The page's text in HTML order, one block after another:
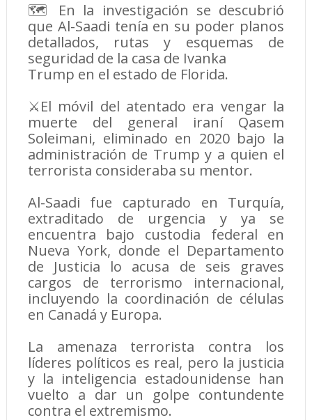
🗺️ En la investigación se descubrió
que Al-Saadi tenía en su poder planos
detallados, rutas y esquemas de
seguridad de la casa de Ivanka
Trump en el estado de Florida.
⚔️El móvil del atentado era vengar la
muerte del general iraní Qasem
Soleimani, eliminado en 2020 bajo la
administración de Trump y a quien el
terrorista consideraba su mentor.
Al-Saadi fue capturado en Turquía,
extraditado de urgencia y ya se
encuentra bajo custodia federal en
Nueva York, donde el Departamento
de Justicia lo acusa de seis graves
cargos de terrorismo internacional,
incluyendo la coordinación de células
en Canadá y Europa.
La amenaza terrorista contra los
líderes políticos es real, pero la justicia
y la inteligencia estadounidense han
vuelto a dar un golpe contundente
contra el extremismo.